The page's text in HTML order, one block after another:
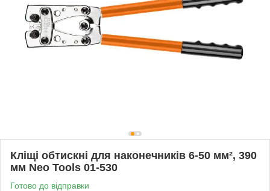
Кліщі обтискні для наконечників 6-50 мм², 390
мм Neo Tools 01-530
Готово до відправки